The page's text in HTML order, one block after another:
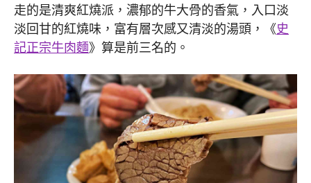
走的是清爽紅燒派，濃郁的牛大骨的香氣，入口淡
淡回甘的紅燒味，富有層次感又清淡的湯頭，《史
記正宗牛肉麵》算是前三名的。